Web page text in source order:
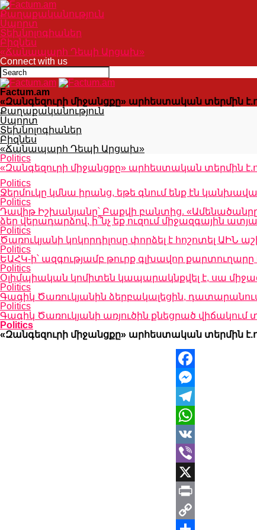
Քաղաքականություն
Սպորտ
Տեխնոլոգիաներ
Բիզնես
«Ճանապարհ Դեպի Արցախ»
Connect with us
Factum.am
«Զանգեզուրի միջանցքը» արհեստական տերմին
Քաղաքականություն
Սպորտ
Տեխնոլոգիաներ
Բիզնես
«Ճանապարհ Դեպի Արցախ»
Politics
«Զանգեզուրի միջանցքը» արհեստական տերմին
Politics
Ջերմուկը կմնա իրանց, եթե գնում ենք էն
Politics
Դավիթ Իշխանյանը՝ Բաքվի բանտից. «Ամենածանրը
ձեր վերադարձով, ի՞նչ եք ուզում միջազգային
Politics
Ծառուկյանի կոկորդիլոսը փորձել է հոշոտել
Politics
ԵԱՀԿ-ի՝ ազգությամբ թուրք գլխավոր
Politics
Օլիմպիական կոմիտեն կապարակնքվել է, սա
Politics
Գագիկ Ծառուկյանին ձերբակալեցին,
Politics
Գագիկ Ծառուկյանի առյուծին քնեցրած
Politics
«Զանգեզուրի միջանցքը» արհեստական տերմին
Facebook
Messenger
Telegram
WhatsApp
VK
Viber
X
Print